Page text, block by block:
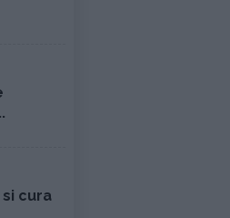
cura